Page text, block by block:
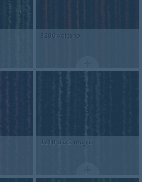
3206 volcano
3210 black magic